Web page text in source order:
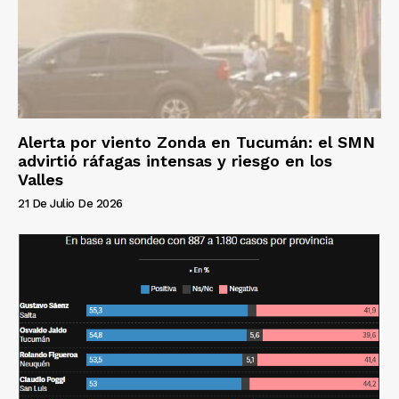
Alerta por viento Zonda en Tucumán: el SMN
advirtió ráfagas intensas y riesgo en los
Valles
21 De Julio De 2026